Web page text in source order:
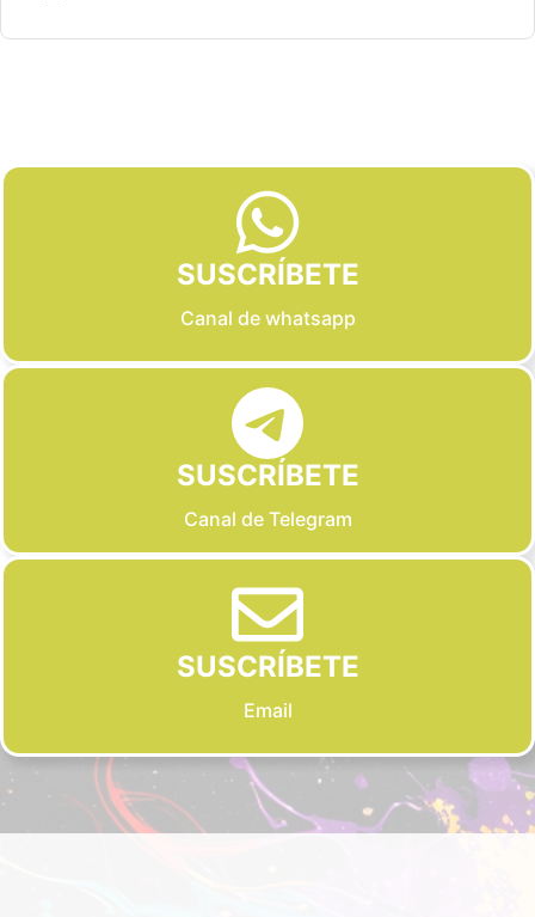
SUSCRÍBETE
Canal de whatsapp
SUSCRÍBETE
Canal de Telegram
SUSCRÍBETE
Email